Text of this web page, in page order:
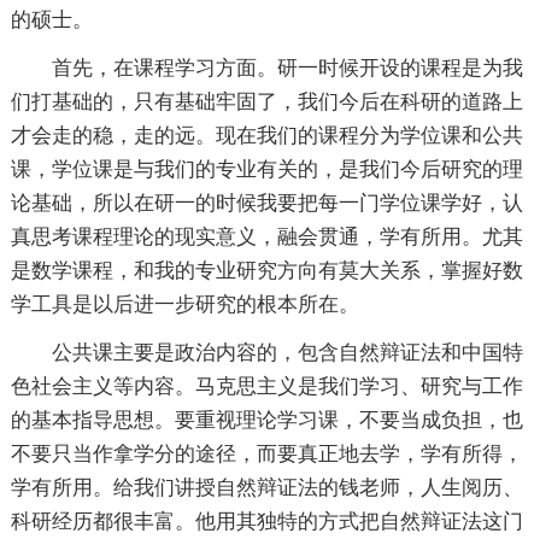
的硕士。
首先，在课程学习方面。研一时候开设的课程是为我
们打基础的，只有基础牢固了，我们今后在科研的道路上
才会走的稳，走的远。现在我们的课程分为学位课和公共
课，学位课是与我们的专业有关的，是我们今后研究的理
论基础，所以在研一的时候我要把每一门学位课学好，认
真思考课程理论的现实意义，融会贯通，学有所用。尤其
是数学课程，和我的专业研究方向有莫大关系，掌握好数
学工具是以后进一步研究的根本所在。
公共课主要是政治内容的，包含自然辩证法和中国特
色社会主义等内容。马克思主义是我们学习、研究与工作
的基本指导思想。要重视理论学习课，不要当成负担，也
不要只当作拿学分的途径，而要真正地去学，学有所得，
学有所用。给我们讲授自然辩证法的钱老师，人生阅历、
科研经历都很丰富。他用其独特的方式把自然辩证法这门